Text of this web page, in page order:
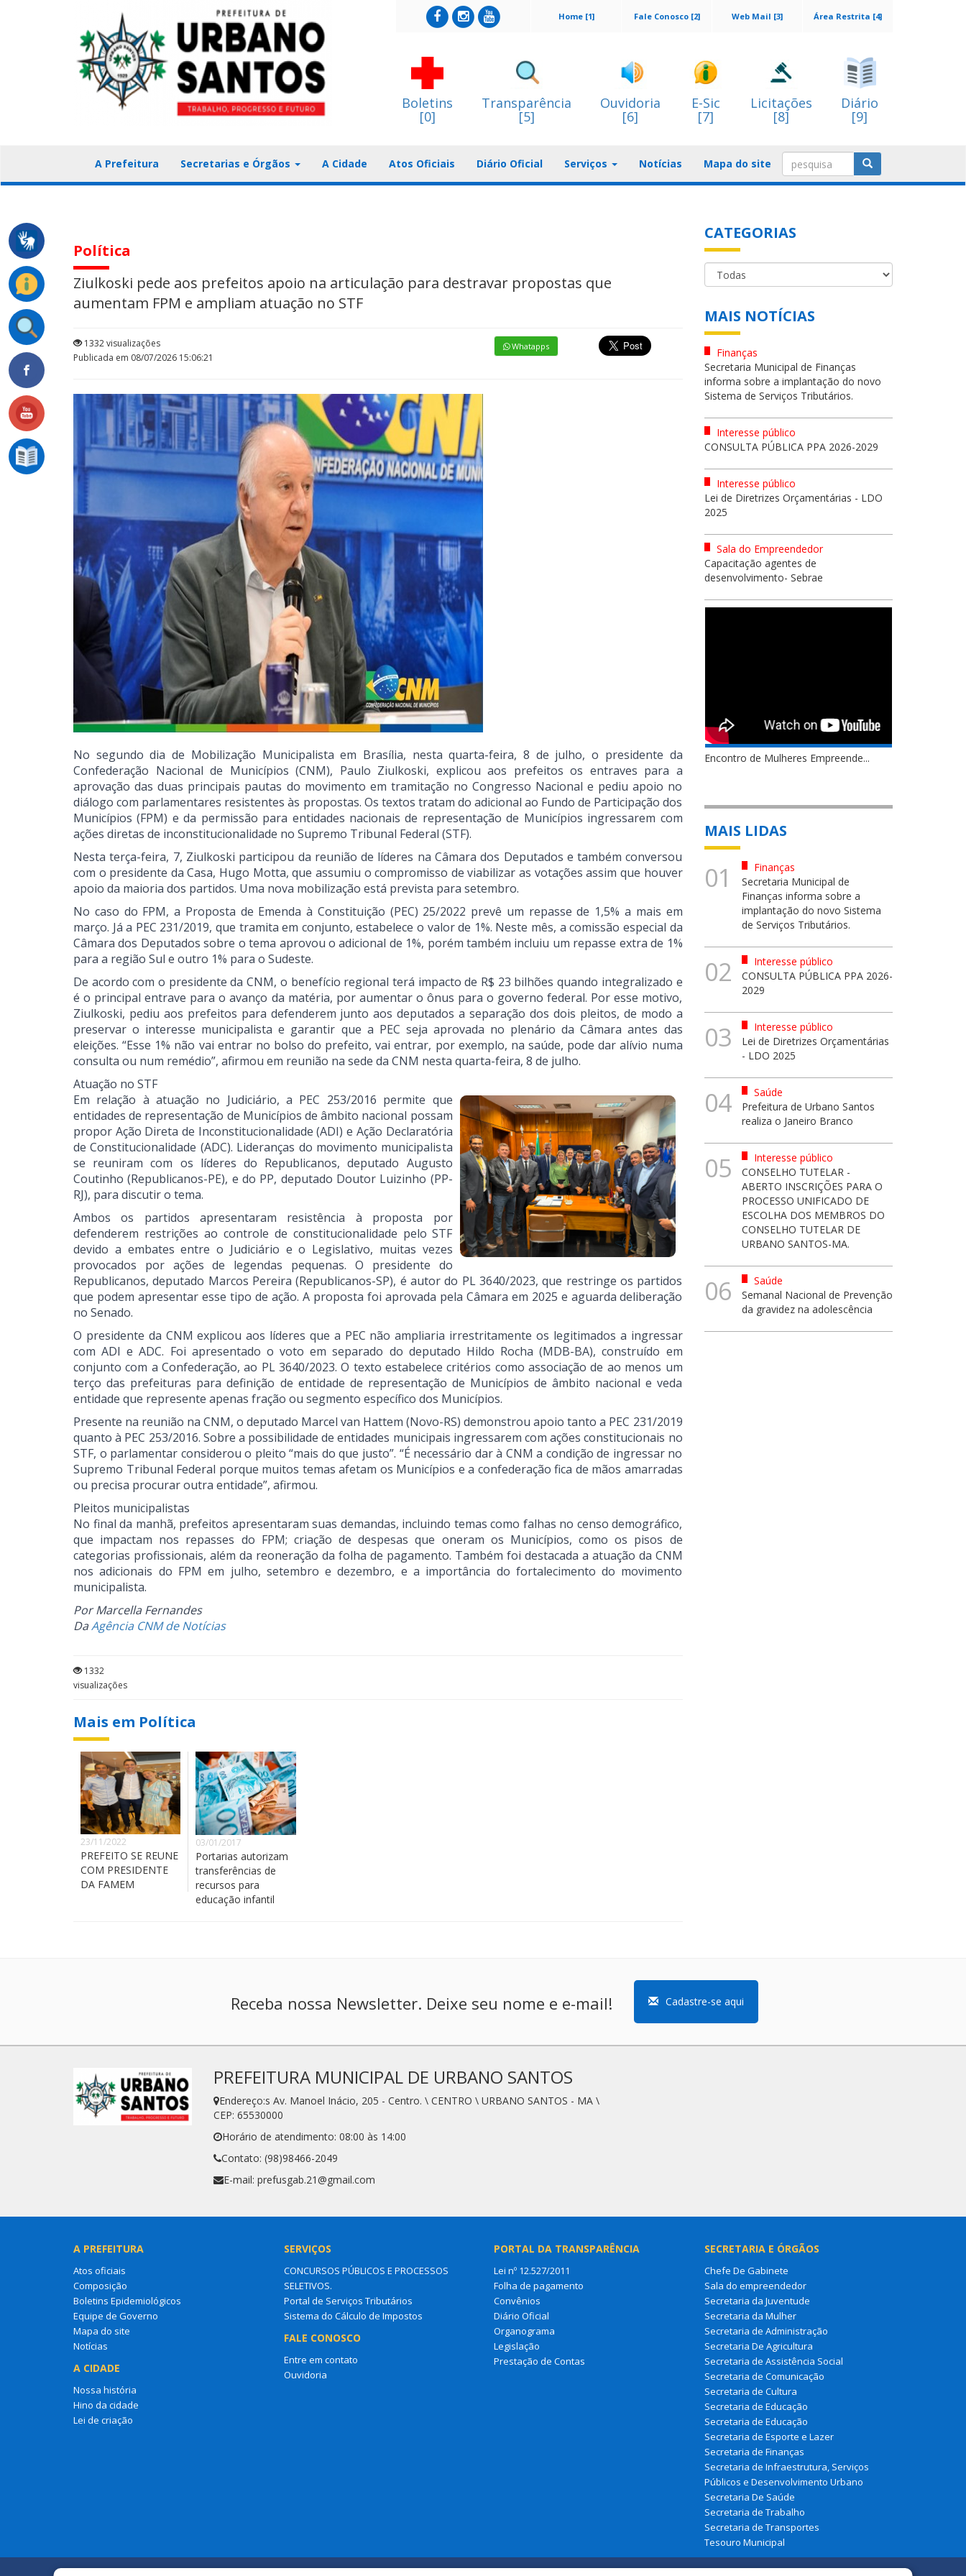
Área Restrita [4]
Web Mail [3]
Fale Conosco [2]
Home [1]
Boletins
[0]
Transparência
[5]
Ouvidoria
[6]
E-Sic
[7]
Licitações
[8]
Diário
[9]
A Prefeitura Secretarias e Órgãos A Cidade Atos Oficiais Diário Oficial Serviços Notícias Mapa do site
Política
Ziulkoski pede aos prefeitos apoio na articulação para destravar propostas que
aumentam FPM e ampliam atuação no STF
1332 visualizações
Publicada em 08/07/2026 15:06:21
Whatapps
No segundo dia de Mobilização Municipalista em Brasília, nesta quarta-feira, 8 de julho, o presidente da
Confederação Nacional de Municípios (CNM), Paulo Ziulkoski, explicou aos prefeitos os entraves para a
aprovação das duas principais pautas do movimento em tramitação no Congresso Nacional e pediu apoio no
diálogo com parlamentares resistentes às propostas. Os textos tratam do adicional ao Fundo de Participação dos
Municípios (FPM) e da permissão para entidades nacionais de representação de Municípios ingressarem com
ações diretas de inconstitucionalidade no Supremo Tribunal Federal (STF).
Nesta terça-feira, 7, Ziulkoski participou da reunião de líderes na Câmara dos Deputados e também conversou
com o presidente da Casa, Hugo Motta, que assumiu o compromisso de viabilizar as votações assim que houver
apoio da maioria dos partidos. Uma nova mobilização está prevista para setembro.
No caso do FPM, a Proposta de Emenda à Constituição (PEC) 25/2022 prevê um repasse de 1,5% a mais em
março. Já a PEC 231/2019, que tramita em conjunto, estabelece o valor de 1%. Neste mês, a comissão especial da
Câmara dos Deputados sobre o tema aprovou o adicional de 1%, porém também incluiu um repasse extra de 1%
para a região Sul e outro 1% para o Sudeste.
De acordo com o presidente da CNM, o benefício regional terá impacto de R$ 23 bilhões quando integralizado e
é o principal entrave para o avanço da matéria, por aumentar o ônus para o governo federal. Por esse motivo,
Ziulkoski, pediu aos prefeitos para defenderem junto aos deputados a separação dos dois pleitos, de modo a
preservar o interesse municipalista e garantir que a PEC seja aprovada no plenário da Câmara antes das
eleições. “Esse 1% não vai entrar no bolso do prefeito, vai entrar, por exemplo, na saúde, pode dar alívio numa
consulta ou num remédio”, afirmou em reunião na sede da CNM nesta quarta-feira, 8 de julho.
Atuação no STF
Em relação à atuação no Judiciário, a PEC 253/2016 permite que
entidades de representação de Municípios de âmbito nacional possam
propor Ação Direta de Inconstitucionalidade (ADI) e Ação Declaratória
de Constitucionalidade (ADC). Lideranças do movimento municipalista
se reuniram com os líderes do Republicanos, deputado Augusto
Coutinho (Republicanos-PE), e do PP, deputado Doutor Luizinho (PP-
RJ), para discutir o tema.
Ambos os partidos apresentaram resistência à proposta por
defenderem restrições ao controle de constitucionalidade pelo STF
devido a embates entre o Judiciário e o Legislativo, muitas vezes
provocados por ações de legendas pequenas. O presidente do
Republicanos, deputado Marcos Pereira (Republicanos-SP), é autor do PL 3640/2023, que restringe os partidos
que podem apresentar esse tipo de ação. A proposta foi aprovada pela Câmara em 2025 e aguarda deliberação
no Senado.
O presidente da CNM explicou aos líderes que a PEC não ampliaria irrestritamente os legitimados a ingressar
com ADI e ADC. Foi apresentado o voto em separado do deputado Hildo Rocha (MDB-BA), construído em
conjunto com a Confederação, ao PL 3640/2023. O texto estabelece critérios como associação de ao menos um
terço das prefeituras para definição de entidade de representação de Municípios de âmbito nacional e veda
entidade que represente apenas fração ou segmento específico dos Municípios.
Presente na reunião na CNM, o deputado Marcel van Hattem (Novo-RS) demonstrou apoio tanto a PEC 231/2019
quanto à PEC 253/2016. Sobre a possibilidade de entidades municipais ingressarem com ações constitucionais no
STF, o parlamentar considerou o pleito “mais do que justo”. “É necessário dar à CNM a condição de ingressar no
Supremo Tribunal Federal porque muitos temas afetam os Municípios e a confederação fica de mãos amarradas
ou precisa procurar outra entidade”, afirmou.
Pleitos municipalistas
No final da manhã, prefeitos apresentaram suas demandas, incluindo temas como falhas no censo demográfico,
que impactam nos repasses do FPM; criação de despesas que oneram os Municípios, como os pisos de
categorias profissionais, além da reoneração da folha de pagamento. Também foi destacada a atuação da CNM
nos adicionais do FPM em julho, setembro e dezembro, e a importância do fortalecimento do movimento
municipalista.
Por Marcella Fernandes
DaAgência CNM de Notícias
1332
visualizações
Mais em Política
23/11/2022
PREFEITO SE REUNE
COM PRESIDENTE
DA FAMEM
03/01/2017
Portarias autorizam
transferências de
recursos para
educação infantil
CATEGORIAS
MAIS NOTÍCIAS
Finanças
Secretaria Municipal de Finanças
informa sobre a implantação do novo
Sistema de Serviços Tributários.
Interesse público
CONSULTA PÚBLICA PPA 2026-2029
Interesse público
Lei de Diretrizes Orçamentárias - LDO
2025
Sala do Empreendedor
Capacitação agentes de
desenvolvimento- Sebrae
Encontro de Mulheres Empreende...
MAIS LIDAS
01
Finanças
Secretaria Municipal de
Finanças informa sobre a
implantação do novo Sistema
de Serviços Tributários.
02
Interesse público
CONSULTA PÚBLICA PPA 2026-
2029
03
Interesse público
Lei de Diretrizes Orçamentárias
- LDO 2025
04
Saúde
Prefeitura de Urbano Santos
realiza o Janeiro Branco
05
Interesse público
CONSELHO TUTELAR -
ABERTO INSCRIÇÕES PARA O
PROCESSO UNIFICADO DE
ESCOLHA DOS MEMBROS DO
CONSELHO TUTELAR DE
URBANO SANTOS-MA.
06
Saúde
Semanal Nacional de Prevenção
da gravidez na adolescência
Receba nossa Newsletter. Deixe seu nome e e-mail! Cadastre-se aqui
PREFEITURA MUNICIPAL DE URBANO SANTOS
Endereço:s Av. Manoel Inácio, 205 - Centro. \ CENTRO \ URBANO SANTOS - MA \
CEP: 65530000
Horário de atendimento: 08:00 às 14:00
Contato: (98)98466-2049
E-mail: prefusgab.21@gmail.com
A PREFEITURA
Atos oficiais
Composição
Boletins Epidemiológicos
Equipe de Governo
Mapa do site
Notícias
A CIDADE
Nossa história
Hino da cidade
Lei de criação
SERVIÇOS
CONCURSOS PÚBLICOS E PROCESSOS
SELETIVOS.
Portal de Serviços Tributários
Sistema do Cálculo de Impostos
FALE CONOSCO
Entre em contato
Ouvidoria
PORTAL DA TRANSPARÊNCIA
Lei nº 12.527/2011
Folha de pagamento
Convênios
Diário Oficial
Organograma
Legislação
Prestação de Contas
SECRETARIA E ÓRGÃOS
Chefe De Gabinete
Sala do empreendedor
Secretaria da Juventude
Secretaria da Mulher
Secretaria de Administração
Secretaria De Agricultura
Secretaria de Assistência Social
Secretaria de Comunicação
Secretaria de Cultura
Secretaria de Educação
Secretaria de Educação
Secretaria de Esporte e Lazer
Secretaria de Finanças
Secretaria de Infraestrutura, Serviços
Públicos e Desenvolvimento Urbano
Secretaria De Saúde
Secretaria de Trabalho
Secretaria de Transportes
Tesouro Municipal